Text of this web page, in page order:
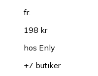
fr.
198 kr
hos Enly
+7 butiker